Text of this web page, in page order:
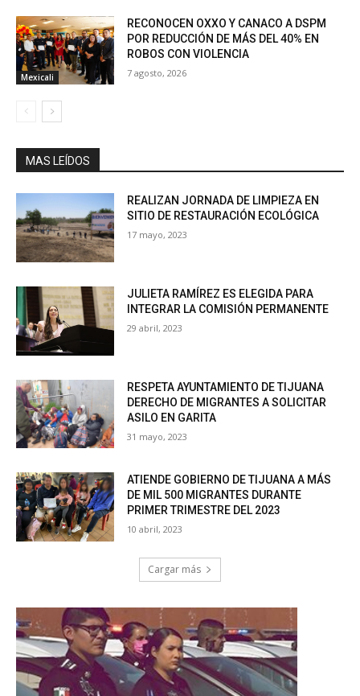
Mexicali
RECONOCEN OXXO Y CANACO A DSPM
POR REDUCCIÓN DE MÁS DEL 40% EN
ROBOS CON VIOLENCIA
7 agosto, 2026
MAS LEÍDOS
REALIZAN JORNADA DE LIMPIEZA EN
SITIO DE RESTAURACIÓN ECOLÓGICA
17 mayo, 2023
JULIETA RAMÍREZ ES ELEGIDA PARA
INTEGRAR LA COMISIÓN PERMANENTE
29 abril, 2023
RESPETA AYUNTAMIENTO DE TIJUANA
DERECHO DE MIGRANTES A SOLICITAR
ASILO EN GARITA
31 mayo, 2023
ATIENDE GOBIERNO DE TIJUANA A MÁS
DE MIL 500 MIGRANTES DURANTE
PRIMER TRIMESTRE DEL 2023
10 abril, 2023
Cargar más